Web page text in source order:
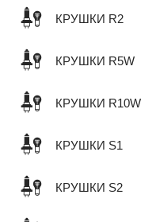
КРУШКИ R2
КРУШКИ R5W
КРУШКИ R10W
КРУШКИ S1
КРУШКИ S2